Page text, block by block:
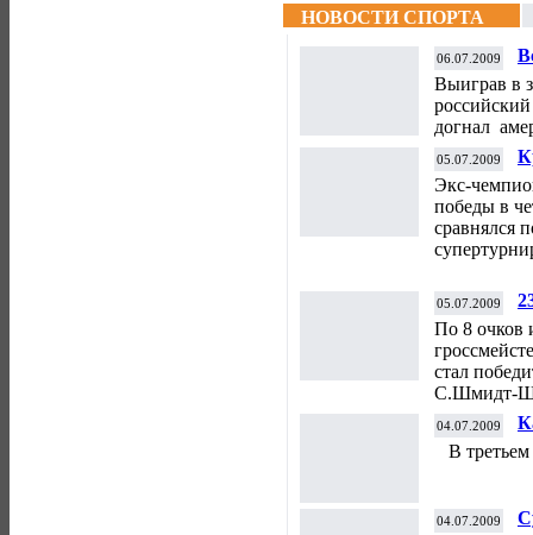
НОВОСТИ СПОРТА
06.07.2009
Выиграв в
догнал
05.07.2009
Экс-
победы в
сравнялся
05.07.2009
По 8 очков
стал
С.Шмидт-
04.07.2009
В третьем
04.07.2009